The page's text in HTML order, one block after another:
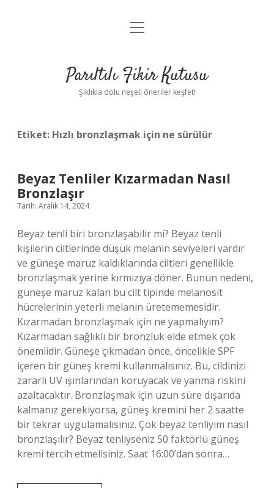
Anasayfa
Yasal Uyarı
menüyü
Parıltılı Fikir Kutusu
Şıklıkla dolu neşeli öneriler keşfet!
Etiket: Hızlı bronzlaşmak için ne sürülür
Beyaz Tenliler Kızarmadan Nasıl
Bronzlaşır
Tarih: Aralık 14, 2024
Beyaz tenli biri bronzlaşabilir mi? Beyaz tenli
kişilerin ciltlerinde düşük melanin seviyeleri vardır
ve güneşe maruz kaldıklarında ciltleri genellikle
bronzlaşmak yerine kırmızıya döner. Bunun nedeni,
güneşe maruz kalan bu cilt tipinde melanosit
hücrelerinin yeterli melanin üretememesidir.
Kızarmadan bronzlaşmak için ne yapmalıyım?
Kızarmadan sağlıklı bir bronzluk elde etmek çok
önemlidir. Güneşe çıkmadan önce, öncelikle SPF
içeren bir güneş kremi kullanmalısınız. Bu, cildinizi
zararlı UV ışınlarından koruyacak ve yanma riskini
azaltacaktır. Bronzlaşmak için uzun süre dışarıda
kalmanız gerekiyorsa, güneş kremini her 2 saatte
bir tekrar uygulamalısınız. Çok beyaz tenliyim nasıl
bronzlaşılır? Beyaz tenliyseniz 50 faktörlü güneş
kremi tercih etmelisiniz. Saat 16:00’dan sonra…